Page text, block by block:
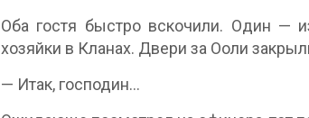
Оба гостя быстро вскочили. Один —
хозяйки в Кланах. Двери за Ооли
— Итак, господин…